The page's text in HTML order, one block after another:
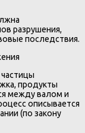
разрушения,
последствия.
продукты
между валом и
описывается
(по закону